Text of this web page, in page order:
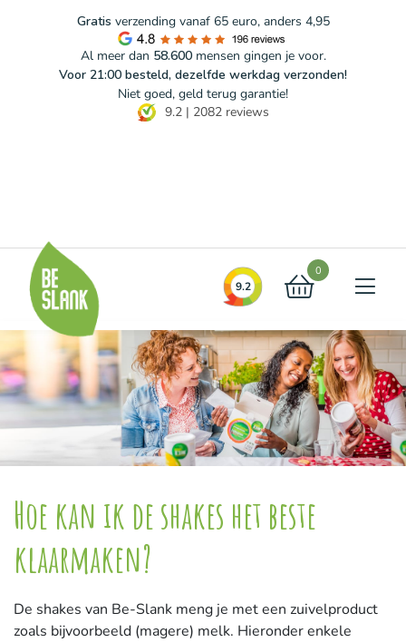
Gratis verzending vanaf 65 euro, anders 4,95
Al meer dan 58.600 mensen gingen je voor.
Voor 21:00 besteld, dezelfde werkdag verzonden!
Niet goed, geld terug garantie!
9.2| 2082reviews
9.2
0
Hoe kan ik de shakes het beste
klaarmaken?
De shakes van Be-Slank meng je met een zuivelproduct
zoals bijvoorbeeld (magere) melk. Hieronder enkele